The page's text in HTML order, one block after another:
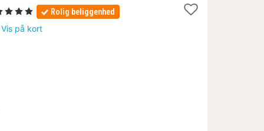
Stjerner Rolig beliggenhed
Vis på kort